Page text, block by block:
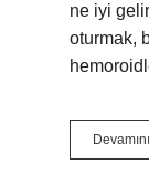
ne iyi
oturmak,